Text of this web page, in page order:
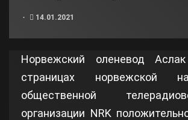
14.01.2021
Норвежский оленевод
страницах норвежской
общественной
организации NRK